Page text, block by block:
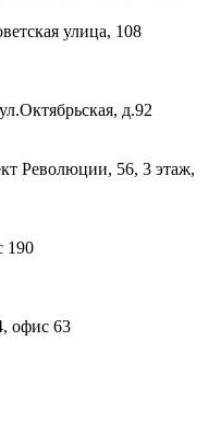
улица, 108
д.92
Революции, 56, 3 этаж,
190
офис 63